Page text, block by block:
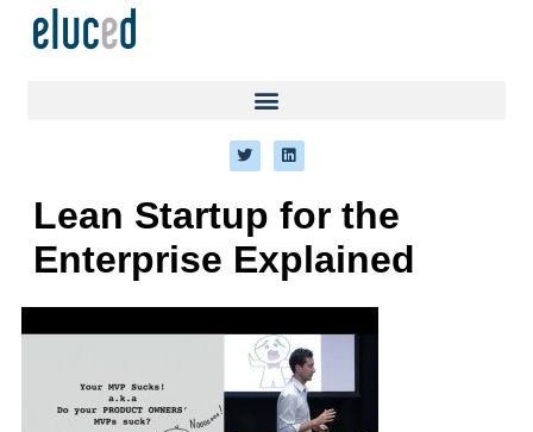
Lean Startup for the
Enterprise Explained